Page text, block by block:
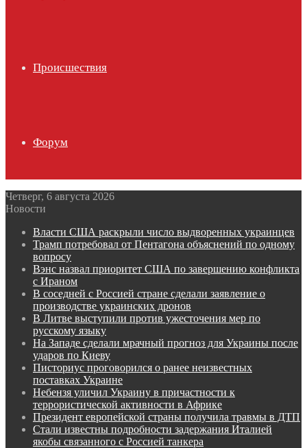
Происшествия
Форум
Четверг, 6 августа 2026
Новости
Власти США раскрыли число выдворенных украинцев
Трамп потребовал от Пентагона объяснений по одному
вопросу
Вэнс назвал приоритет США по завершению конфликта
с Ираном
В соседней с Россией стране сделали заявление о
производстве украинских дронов
В Литве выступили против ужесточения мер по
русскому языку
На Западе сделали мрачный прогноз для Украины после
ударов по Киеву
Писториус проговорился о ранее неизвестных
поставках Украине
Небензя уличил Украину в причастности к
террористической активности в Африке
Президент европейской страны получила травмы в ДТП
Стали известны подробности задержания Италией
якобы связанного с Россией танкера